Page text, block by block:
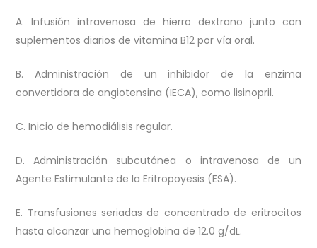
A. Infusión intravenosa de hierro dextrano junto con
suplementos diarios de vitamina B12 por vía oral.
B. Administración de un inhibidor de la enzima
convertidora de angiotensina (IECA), como lisinopril.
C. Inicio de hemodiálisis regular.
D. Administración subcutánea o intravenosa de un
Agente Estimulante de la Eritropoyesis (ESA).
E. Transfusiones seriadas de concentrado de eritrocitos
hasta alcanzar una hemoglobina de 12.0 g/dL.